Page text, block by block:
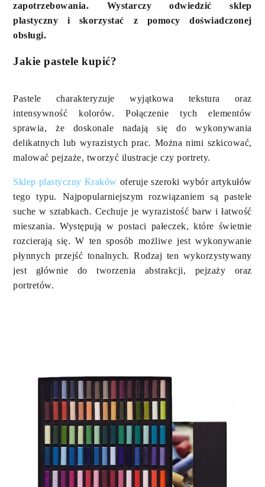
zapotrzebowania. Wystarczy odwiedzić sklep
plastyczny i skorzystać z pomocy doświadczonej
obsługi.
Jakie pastele kupić?
Pastele charakteryzuje wyjątkowa tekstura oraz
intensywność kolorów. Połączenie tych elementów
sprawia, że doskonale nadają się do wykonywania
delikatnych lub wyrazistych prac. Można nimi szkicować,
malować pejzaże, tworzyć ilustracje czy portrety.
Sklep plastyczny Kraków oferuje szeroki wybór artykułów
tego typu. Najpopularniejszym rozwiązaniem są pastele
suche w sztabkach. Cechuje je wyrazistość barw i łatwość
mieszania. Występują w postaci pałeczek, które świetnie
rozcierają się. W ten sposób możliwe jest wykonywanie
płynnych przejść tonalnych. Rodzaj ten wykorzystywany
jest głównie do tworzenia abstrakcji, pejzaży oraz
portretów.